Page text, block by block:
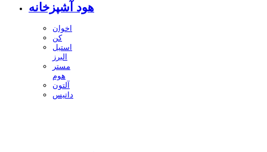
هود آشپزخانه
اخوان
کن
استیل
البرز
مستر
هوم
آلتون
داتیس